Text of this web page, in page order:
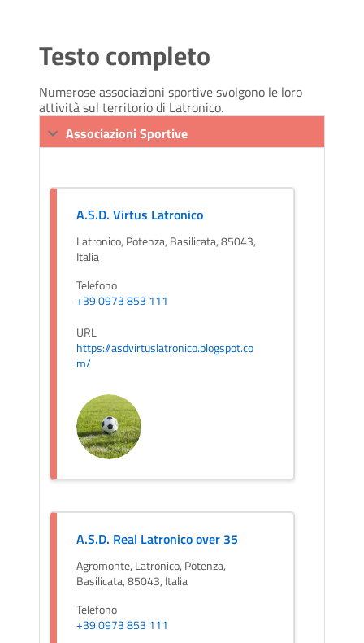
Testo completo
Numerose associazioni sportive svolgono le loro
attività sul territorio di Latronico.
Associazioni Sportive
A.S.D. Virtus Latronico
Latronico, Potenza, Basilicata, 85043,
Italia
Telefono
+39 0973 853 111
URL
https://asdvirtuslatronico.blogspot.co
m/
A.S.D. Real Latronico over 35
Agromonte, Latronico, Potenza,
Basilicata, 85043, Italia
Telefono
+39 0973 853 111